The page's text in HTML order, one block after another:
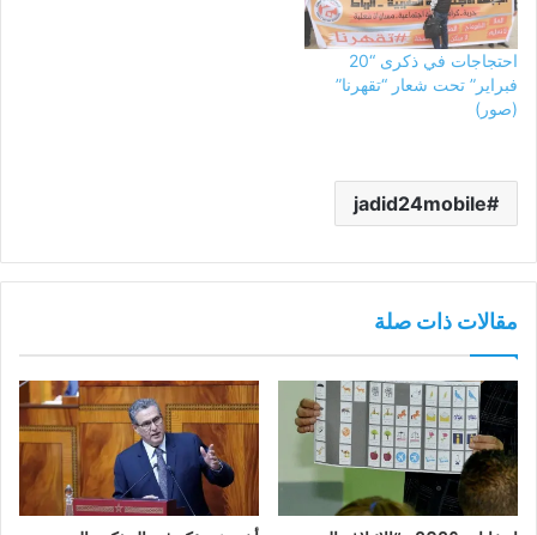
احتجاجات في ذكرى “20
فبراير” تحت شعار “تقهرنا”
(صور)
jadid24mobile
مقالات ذات صلة